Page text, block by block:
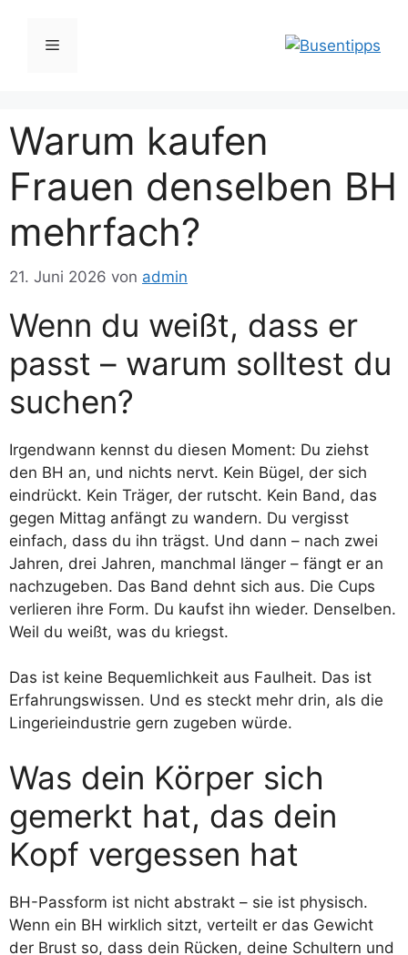
springen
Menü
Warum kaufen
Frauen denselben BH
mehrfach?
21. Juni 2026 von admin
Wenn du weißt, dass er
passt – warum solltest du
suchen?
Irgendwann kennst du diesen Moment: Du ziehst
den BH an, und nichts nervt. Kein Bügel, der sich
eindrückt. Kein Träger, der rutscht. Kein Band, das
gegen Mittag anfängt zu wandern. Du vergisst
einfach, dass du ihn trägst. Und dann – nach zwei
Jahren, drei Jahren, manchmal länger – fängt er an
nachzugeben. Das Band dehnt sich aus. Die Cups
verlieren ihre Form. Du kaufst ihn wieder. Denselben.
Weil du weißt, was du kriegst.
Das ist keine Bequemlichkeit aus Faulheit. Das ist
Erfahrungswissen. Und es steckt mehr drin, als die
Lingerieindustrie gern zugeben würde.
Was dein Körper sich
gemerkt hat, das dein
Kopf vergessen hat
BH-Passform ist nicht abstrakt – sie ist physisch.
Wenn ein BH wirklich sitzt, verteilt er das Gewicht
der Brust so, dass dein Rücken, deine Schultern und